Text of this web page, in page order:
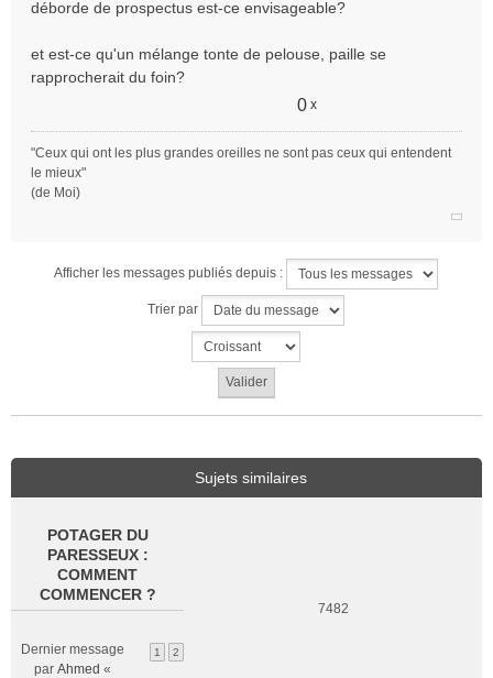
déborde de prospectus est-ce envisageable?
et est-ce qu'un mélange tonte de pelouse, paille se
rapprocherait du foin?
0 x
"Ceux qui ont les plus grandes oreilles ne sont pas ceux qui entendent
le mieux"
(de Moi)
Afficher les messages publiés depuis :
Trier par
Sujets similaires
POTAGER DU
PARESSEUX :
COMMENT
COMMENCER ?
1 2
Dernier message
par Ahmed «
7482